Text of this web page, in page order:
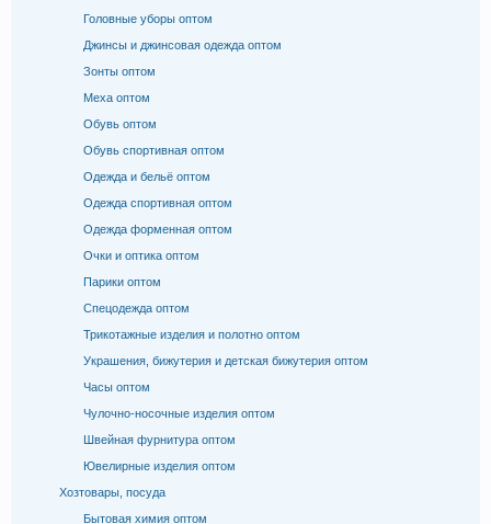
Головные уборы оптом
Джинсы и джинсовая одежда оптом
Зонты оптом
Меха оптом
Обувь оптом
Обувь спортивная оптом
Одежда и бельё оптом
Одежда спортивная оптом
Одежда форменная оптом
Очки и оптика оптом
Парики оптом
Спецодежда оптом
Трикотажные изделия и полотно оптом
Украшения, бижутерия и детская бижутерия оптом
Часы оптом
Чулочно-носочные изделия оптом
Швейная фурнитура оптом
Ювелирные изделия оптом
Хозтовары, посуда
Бытовая химия оптом